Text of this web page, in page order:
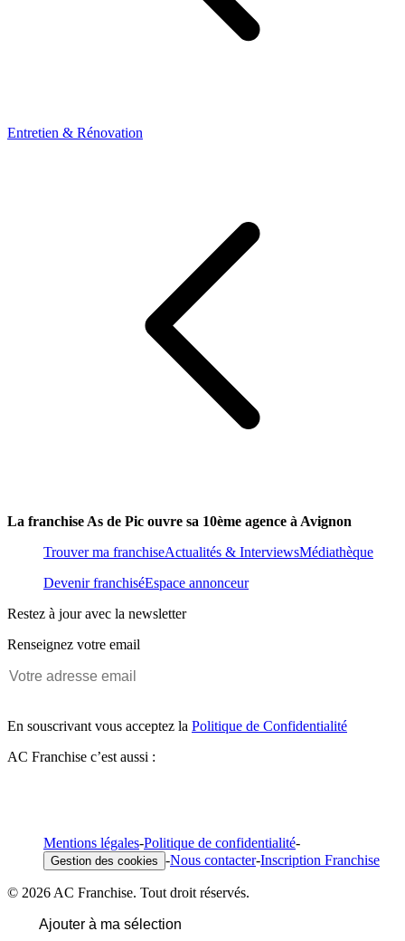
Entretien & Rénovation
La franchise As de Pic ouvre sa 10ème agence à Avignon
Trouver ma franchiseActualités & InterviewsMédiathèque
Devenir franchiséEspace annonceur
Restez à jour avec la newsletter
Renseignez votre email
En souscrivant vous acceptez la Politique de Confidentialité
AC Franchise c’est aussi :
Mentions légales-Politique de confidentialité-
Gestion des cookies -Nous contacter-Inscription Franchise
© 2026 AC Franchise. Tout droit réservés.
Ajouter à ma sélection